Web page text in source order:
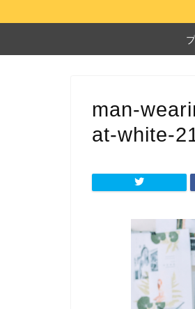
man-
at-white-